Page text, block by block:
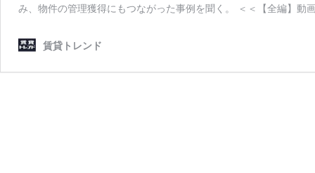
み、物件の管理獲得にもつながった事例を聞く。 ＜＜【全編】
賃貸トレンド